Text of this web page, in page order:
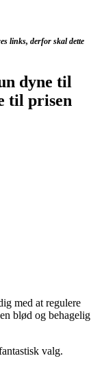
links, derfor skal dette
dyne til
til prisen
med at regulere
blød og behagelig
valg.